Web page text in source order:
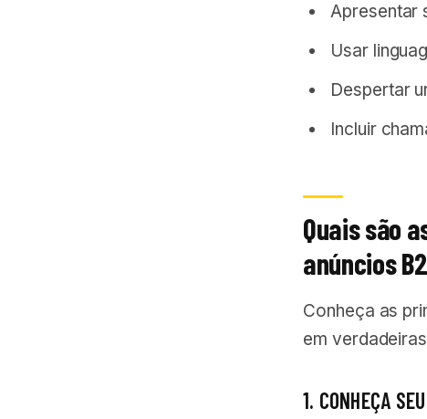
Apresentar
Usar
Despertar
Incluir
Quais são
anúncios
Conheça as
em
1. CONHEÇA